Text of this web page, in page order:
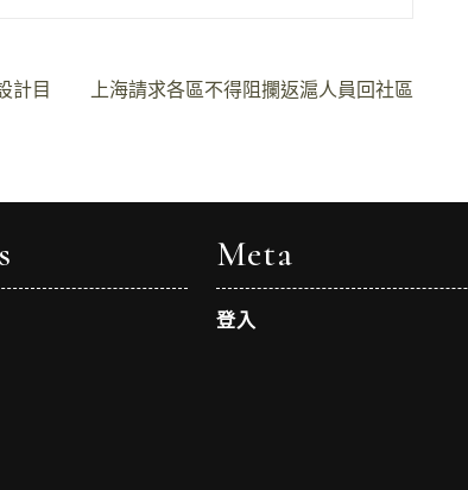
上海請求各區不得阻攔返滬人員回社區
計目
Meta
登入